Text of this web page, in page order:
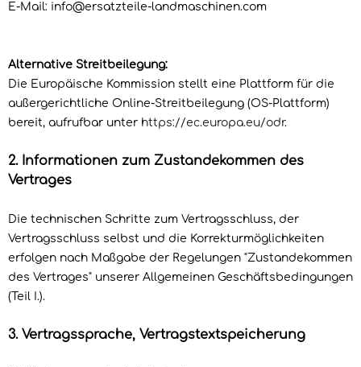
E-Mail: info@ersatzteile-landmaschinen.com
Alternative Streitbeilegung:
Die Europäische Kommission stellt eine Plattform für die
außergerichtliche Online-Streitbeilegung (OS-Plattform)
bereit, aufrufbar unter https://ec.europa.eu/odr.
2. Informationen zum Zustandekommen des
Vertrages
Die technischen Schritte zum Vertragsschluss, der
Vertragsschluss selbst und die Korrekturmöglichkeiten
erfolgen nach Maßgabe der Regelungen "Zustandekommen
des Vertrages" unserer Allgemeinen Geschäftsbedingungen
(Teil I.).
3. Vertragssprache, Vertragstextspeicherung